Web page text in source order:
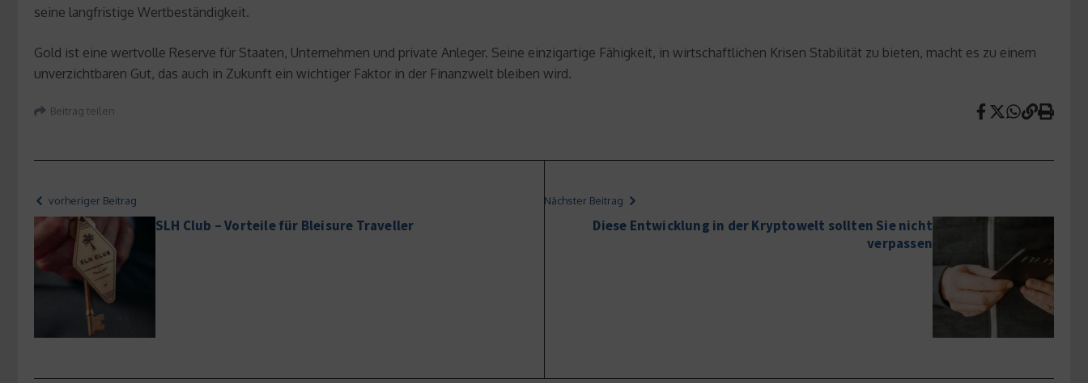
seine langfristige Wertbeständigkeit.
Gold ist eine wertvolle Reserve für Staaten, Unternehmen und private Anleger. Seine einzigartige Fähigkeit, in wirtschaftlichen Krisen Stabilität zu bieten, macht es zu einem
unverzichtbaren Gut, das auch in Zukunft ein wichtiger Faktor in der Finanzwelt bleiben wird.
Beitrag teilen
vorheriger Beitrag
SLH Club – Vorteile für Bleisure Traveller
Nächster Beitrag
Diese Entwicklung in der Kryptowelt sollten Sie nicht
verpassen